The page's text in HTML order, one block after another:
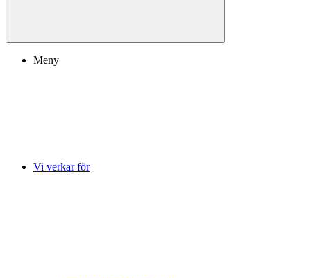
Meny
Vi verkar för